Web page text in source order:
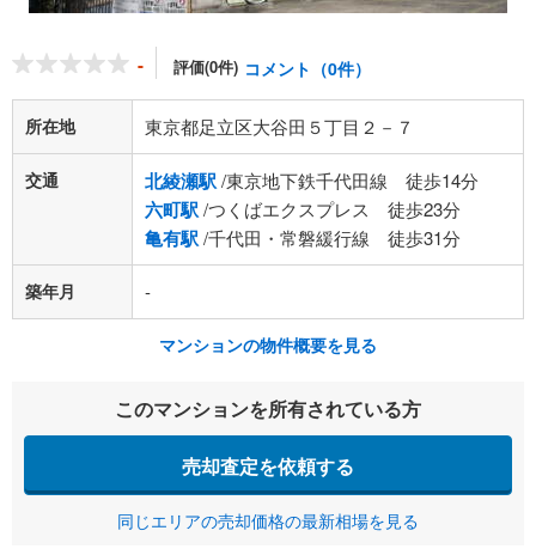
- 評価(0件) コメント（0件）
所在地 東京都足立区大谷田５丁目２－７
交通 北綾瀬駅/東京地下鉄千代田線 徒歩14分
六町駅/つくばエクスプレス 徒歩23分
亀有駅/千代田・常磐緩行線 徒歩31分
築年月 -
マンションの物件概要を見る
このマンションを所有されている方
売却査定を依頼する
同じエリアの売却価格の最新相場を見る